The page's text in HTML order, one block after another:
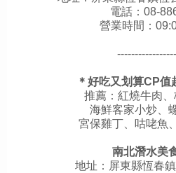
電話：08-
營業時間：
＊好吃又划算CP值
推薦：紅燒牛肉、
海鮮客家小炒、
宮保雞丁、咕咾魚
南北潛水美
地址：屏東縣恆春